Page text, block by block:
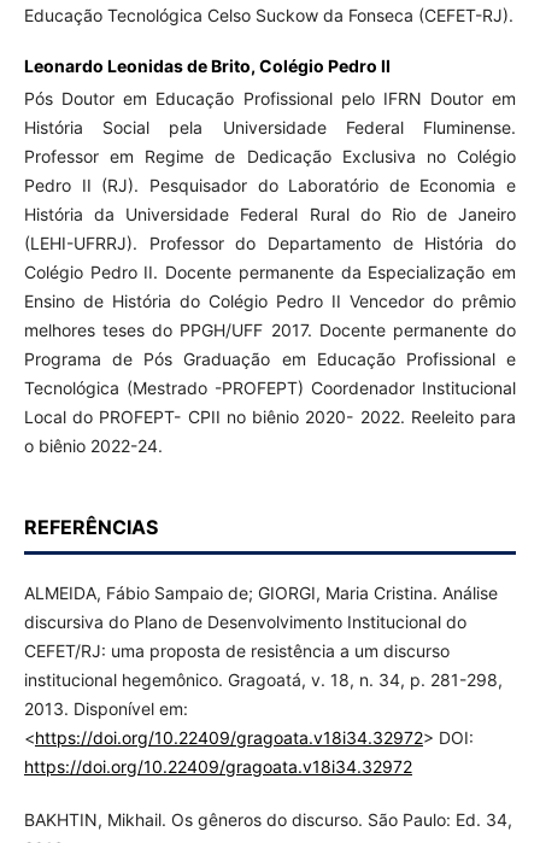
Educação Tecnológica Celso Suckow da Fonseca (CEFET-RJ).
Leonardo Leonidas de Brito, Colégio Pedro II
Pós Doutor em Educação Profissional pelo IFRN Doutor em
História Social pela Universidade Federal Fluminense.
Professor em Regime de Dedicação Exclusiva no Colégio
Pedro II (RJ). Pesquisador do Laboratório de Economia e
História da Universidade Federal Rural do Rio de Janeiro
(LEHI-UFRRJ). Professor do Departamento de História do
Colégio Pedro II. Docente permanente da Especialização em
Ensino de História do Colégio Pedro II Vencedor do prêmio
melhores teses do PPGH/UFF 2017. Docente permanente do
Programa de Pós Graduação em Educação Profissional e
Tecnológica (Mestrado -PROFEPT) Coordenador Institucional
Local do PROFEPT- CPII no biênio 2020- 2022. Reeleito para
o biênio 2022-24.
REFERÊNCIAS
ALMEIDA, Fábio Sampaio de; GIORGI, Maria Cristina. Análise
discursiva do Plano de Desenvolvimento Institucional do
CEFET/RJ: uma proposta de resistência a um discurso
institucional hegemônico. Gragoatá, v. 18, n. 34, p. 281-298,
2013. Disponível em:
<https://doi.org/10.22409/gragoata.v18i34.32972> DOI:
https://doi.org/10.22409/gragoata.v18i34.32972
BAKHTIN, Mikhail. Os gêneros do discurso. São Paulo: Ed. 34,